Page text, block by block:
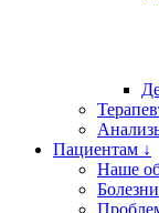
Пациентам ↓
Наше
Болезни